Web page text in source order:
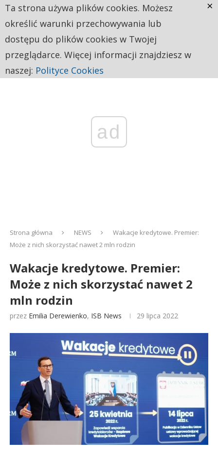
ad
Strona główna NEWS
Wakacje kredytowe. Premier:
Może z nich skorzystać nawet 2 mln rodzin
Wakacje kredytowe. Premier:
Może z nich skorzystać nawet 2
mln rodzin
przez Emilia Derewienko, ISB News 29 lipca 2022
Ta strona używa plików cookies. Możesz
określić warunki przechowywania lub
dostępu do plików cookies w Twojej
przeglądarce. Więcej informacji znajdziesz w
naszej: Polityce Cookies
×